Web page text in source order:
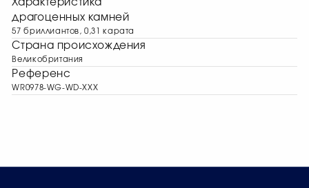
Характеристика
драгоценных камней
57 бриллиантов, 0,31 карата
Страна происхождения
Великобритания
Референс
WR0978-WG-WD-XXX